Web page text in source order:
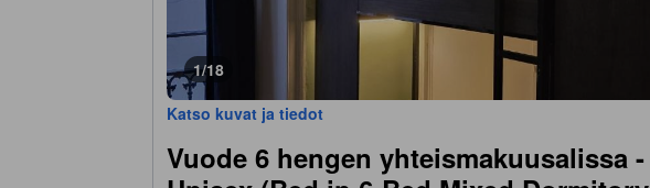
1/18
Katso kuvat ja tiedot
Vuode 6 hengen yhteismakuusalissa -